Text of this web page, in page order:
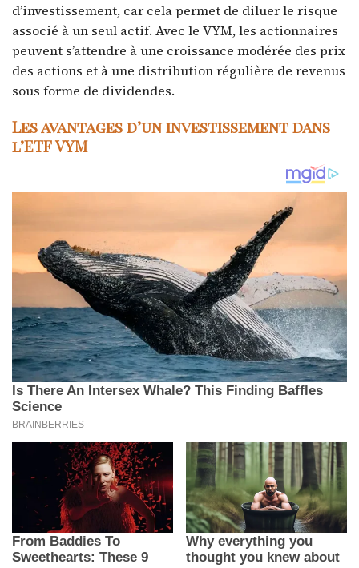
d’investissement, car cela permet de diluer le risque
associé à un seul actif. Avec le VYM, les actionnaires
peuvent s’attendre à une croissance modérée des prix
des actions et à une distribution régulière de revenus
sous forme de dividendes.
Les avantages d’un investissement dans
l’ETF VYM